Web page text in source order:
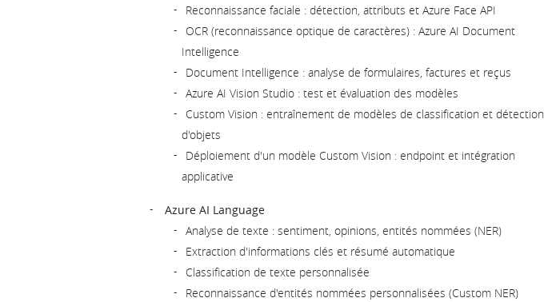
Reconnaissance faciale : détection, attributs et Azure Face API
OCR (reconnaissance optique de caractères) : Azure AI Document
Intelligence
Document Intelligence : analyse de formulaires, factures et reçus
Azure AI Vision Studio : test et évaluation des modèles
Custom Vision : entraînement de modèles de classification et détection
d'objets
Déploiement d'un modèle Custom Vision : endpoint et intégration
applicative
Azure AI Language
Analyse de texte : sentiment, opinions, entités nommées (NER)
Extraction d'informations clés et résumé automatique
Classification de texte personnalisée
Reconnaissance d'entités nommées personnalisées (Custom NER)